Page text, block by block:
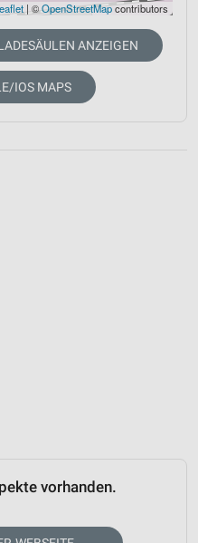
| ©OpenStreetMapcontributors
ANZEIGEN
IOS MAPS
vorhanden.